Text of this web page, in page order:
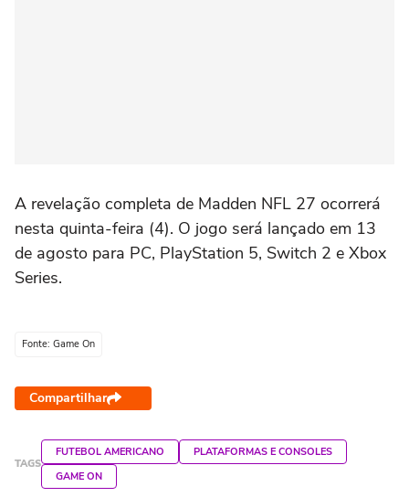
A revelação completa de Madden NFL 27 ocorrerá
nesta quinta-feira (4). O jogo será lançado em 13
de agosto para PC, PlayStation 5, Switch 2 e Xbox
Series.
Fonte: Game On
Compartilhar
TAGS
FUTEBOL AMERICANO
PLATAFORMAS E CONSOLES
GAME ON